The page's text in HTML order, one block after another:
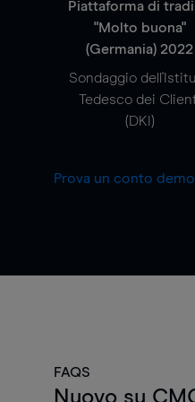
Piattaforma di
"Molto buona"
(Germania) 2022
Sondaggio
Tedesco dei
(DKI)
Prova un conto
FAQS
Nuovo su